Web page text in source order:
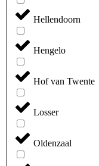
Hellendoorn
Hengelo
Hof van Twente
Losser
Oldenzaal